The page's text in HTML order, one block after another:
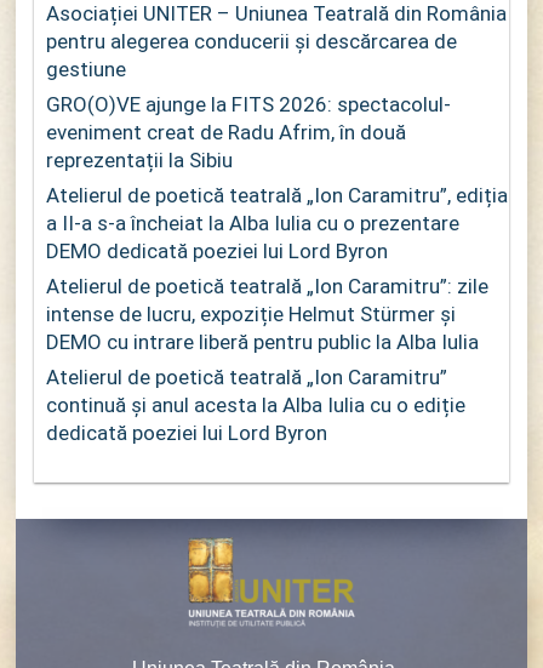
Asociației UNITER – Uniunea Teatrală din România
pentru alegerea conducerii și descărcarea de
gestiune
GRO(O)VE ajunge la FITS 2026: spectacolul-
eveniment creat de Radu Afrim, în două
reprezentații la Sibiu
Atelierul de poetică teatrală „Ion Caramitru”, ediția
a II-a s-a încheiat la Alba Iulia cu o prezentare
DEMO dedicată poeziei lui Lord Byron
Atelierul de poetică teatrală „Ion Caramitru”: zile
intense de lucru, expoziție Helmut Stürmer și
DEMO cu intrare liberă pentru public la Alba Iulia
Atelierul de poetică teatrală „Ion Caramitru”
continuă și anul acesta la Alba Iulia cu o ediție
dedicată poeziei lui Lord Byron